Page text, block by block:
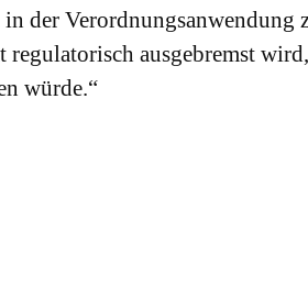
der Verordnungsanwendung
ausgebremst
würde.“